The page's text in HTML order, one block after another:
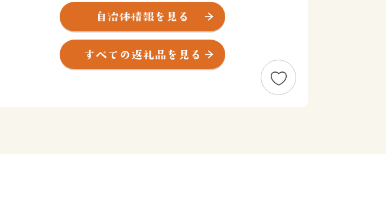
どじょうすくいで有名な民謡安来節などの文化。山陰の覇者・戦国
大名尼子氏の本拠地として栄えた歴史。世界的なシェアを有する高
級特殊鋼を中心とした産業。海外からも高い評価を受ける足立美術
館などの観光地。広大な農業地域として恵みをもたらす肥沃な平